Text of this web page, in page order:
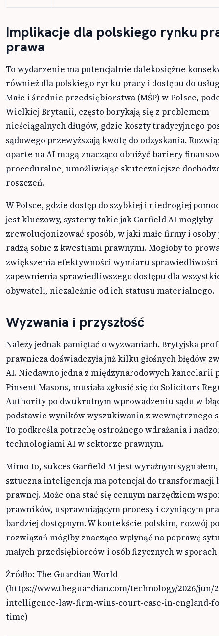
Implikacje dla polskiego rynku
prawa
To wydarzenie ma potencjalnie dalekosiężne
również dla polskiego rynku pracy i dostępu do
Małe i średnie przedsiębiorstwa (MŚP) w Polsce,
Wielkiej Brytanii, często borykają się z problemem
nieściągalnych długów, gdzie koszty tradycyjnego
sądowego przewyższają kwotę do odzyskania.
oparte na AI mogą znacząco obniżyć bariery
proceduralne, umożliwiając skuteczniejsze
roszczeń.
W Polsce, gdzie dostęp do szybkiej i niedrogiej
jest kluczowy, systemy takie jak Garfield AI mogłyby
zrewolucjonizować sposób, w jaki małe firmy i
radzą sobie z kwestiami prawnymi. Mogłoby to
zwiększenia efektywności wymiaru
zapewnienia sprawiedliwszego dostępu dla
obywateli, niezależnie od ich statusu materialnego.
Wyzwania i przyszłość
Należy jednak pamiętać o wyzwaniach. Brytyjska
prawnicza doświadczyła już kilku głośnych błędów
AI. Niedawno jedna z międzynarodowych kancelarii
Pinsent Masons, musiała zgłosić się do Solicitors
Authority po dwukrotnym wprowadzeniu sądu w
podstawie wyników wyszukiwania z wewnętrznego
To podkreśla potrzebę ostrożnego wdrażania i
technologiami AI w sektorze prawnym.
Mimo to, sukces Garfield AI jest wyraźnym
sztuczna inteligencja ma potencjał do transformacji
prawnej. Może ona stać się cennym narzędziem
prawników, usprawniającym procesy i czyniącym
bardziej dostępnym. W kontekście polskim, rozwój
rozwiązań mógłby znacząco wpłynąć na poprawę
małych przedsiębiorców i osób fizycznych w
Źródło: The Guardian World
(https://www.theguardian.com/technology/2026/
intelligence-law-firm-wins-court-case-in-england-
time)